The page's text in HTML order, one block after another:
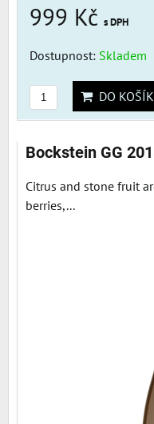
999 Kč s DPH
Dostupnost: Skladem
DO
Bockstein GG
Citrus and stone fruit
berries,...